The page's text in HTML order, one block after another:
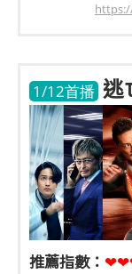
1/12首播 逃
推薦指數：